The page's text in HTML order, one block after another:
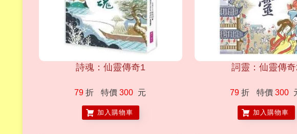
詩魂：仙靈傳奇1
79 折 特價 300 元
加入購物車
詞靈：仙靈傳
79 折 特價 300
加入購物車